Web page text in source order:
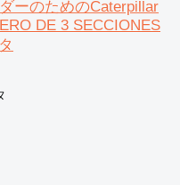
ーのためのCaterpillar
DE 3 SECCIONES